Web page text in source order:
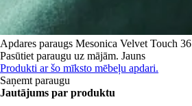
Apdares paraugs Mesonica Velvet Touch 36
Pasūtiet paraugu uz mājām. Jauns
Produkti ar šo mīksto mēbeļu apdari.
Saņemt paraugu
Jautājums par produktu